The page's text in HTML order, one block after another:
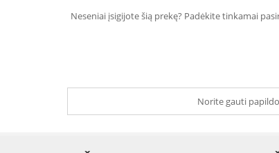
Neseniai įsigijote šią prekę? Padėkite tinkamai
Norite gauti